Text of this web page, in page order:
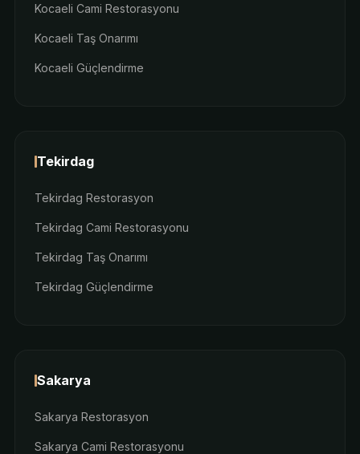
Kocaeli Cami Restorasyonu
Kocaeli Taş Onarımı
Kocaeli Güçlendirme
Tekirdag
Tekirdag Restorasyon
Tekirdag Cami Restorasyonu
Tekirdag Taş Onarımı
Tekirdag Güçlendirme
Sakarya
Sakarya Restorasyon
Sakarya Cami Restorasyonu